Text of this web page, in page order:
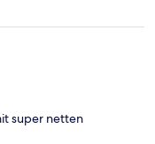
super netten